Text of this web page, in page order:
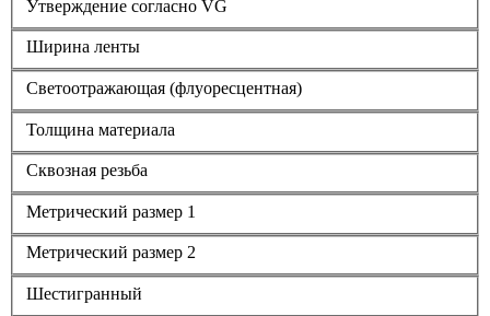
Утверждение согласно VG
Ширина ленты
Светоотражающая (флуоресцентная)
Толщина материала
Сквозная резьба
Метрический размер 1
Метрический размер 2
Шестигранный